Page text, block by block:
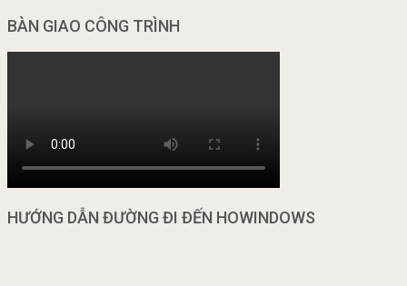
BÀN GIAO CÔNG TRÌNH
HƯỚNG DẪN ĐƯỜNG ĐI ĐẾN HOWINDOWS